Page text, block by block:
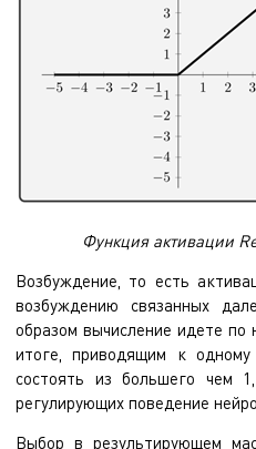
Функция активации
Возбуждение, то есть
возбуждению связанных
образом вычисление идете по
итоге, приводящим к
состоять из большего чем
регулирующих поведение
Выбор в результирующем